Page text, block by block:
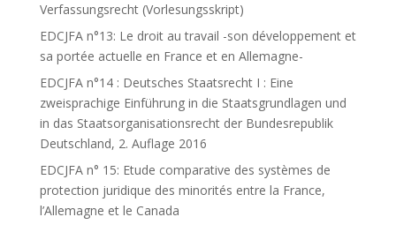
Verfassungsrecht (Vorlesungsskript)
EDCJFA n°13: Le droit au travail -son développement et
sa portée actuelle en France et en Allemagne-
EDCJFA n°14 : Deutsches Staatsrecht I : Eine
zweisprachige Einführung in die Staatsgrundlagen und
in das Staatsorganisationsrecht der Bundesrepublik
Deutschland, 2. Auflage 2016
EDCJFA n° 15: Etude comparative des systèmes de
protection juridique des minorités entre la France,
l’Allemagne et le Canada